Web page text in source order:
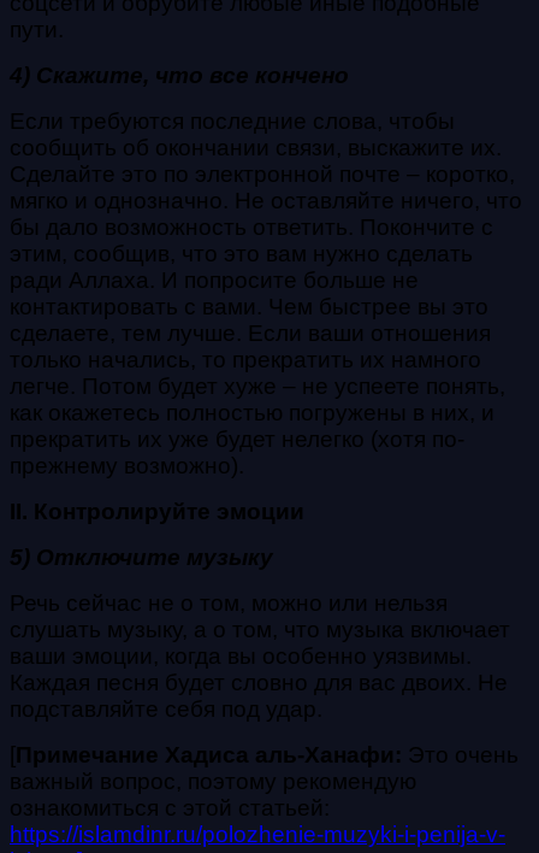
пути.
4) Скажите, что все кончено
Если требуются последние слова, чтобы
сообщить об окончании связи, выскажите их.
Сделайте это по электронной почте – коротко,
мягко и однозначно. Не оставляйте ничего, что
бы дало возможность ответить. Покончите с
этим, сообщив, что это вам нужно сделать
ради Аллаха. И попросите больше не
контактировать с вами. Чем быстрее вы это
сделаете, тем лучше. Если ваши отношения
только начались, то прекратить их намного
легче. Потом будет хуже – не успеете понять,
как окажетесь полностью погружены в них, и
прекратить их уже будет нелегко (хотя по-
прежнему возможно).
II. Контролируйте эмоции
5) Отключите музыку
Речь сейчас не о том, можно или нельзя
слушать музыку, а о том, что музыка включает
ваши эмоции, когда вы особенно уязвимы.
Каждая песня будет словно для вас двоих. Не
подставляйте себя под удар.
[Примечание Хадиса аль-Ханафи: Это очень
важный вопрос, поэтому рекомендую
ознакомиться с этой статьей:
https://islamdinr.ru/polozhenie-muzyki-i-penija-v-